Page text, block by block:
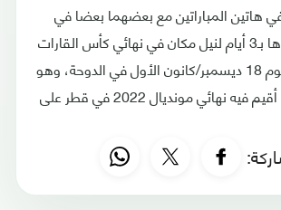
في هاتين المباراتين مع بعضهما بعضا في
كأس التحدي بعدها بـ3 أيام لنيل مكان في نهائي كأس القارات
أمام ريال مدريد يوم 18 ديسمبر/كانون الأول في الدوحة، وهو
نفس اليوم الذي أقيم فيه نهائي مونديال 2022 في قطر على